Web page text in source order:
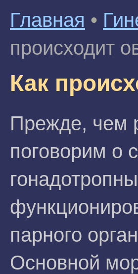
Главная •
происходит
Как
Прежде, чем
поговорим о
парного
Основной